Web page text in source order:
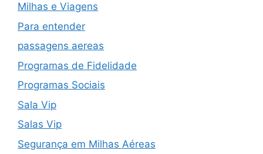
Milhas e Viagens
Para entender
passagens aereas
Programas de Fidelidade
Programas Sociais
Sala Vip
Salas Vip
Segurança em Milhas Aéreas